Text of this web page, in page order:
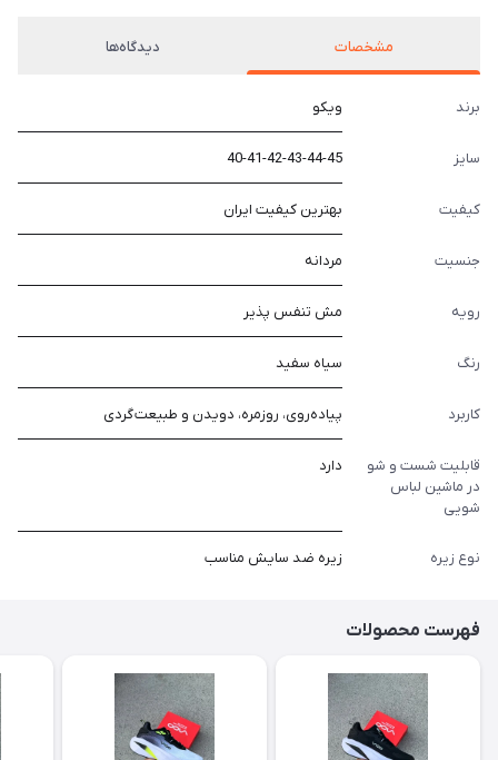
مشخصات دیدگاه‌ها
برند ویکو
سایز 40-41-42-43-44-45
کیفیت بهترین کیفیت ایران
جنسیت مردانه
رویه مش تنفس پذیر
رنگ سیاه سفید
کاربرد پیاده‌روی، روزمره، دویدن و طبیعت گردی
قابلیت شست و شو
در ماشین لباس
شویی
دارد
نوع زیره زیره ضد سایش مناسب
فهرست محصولات